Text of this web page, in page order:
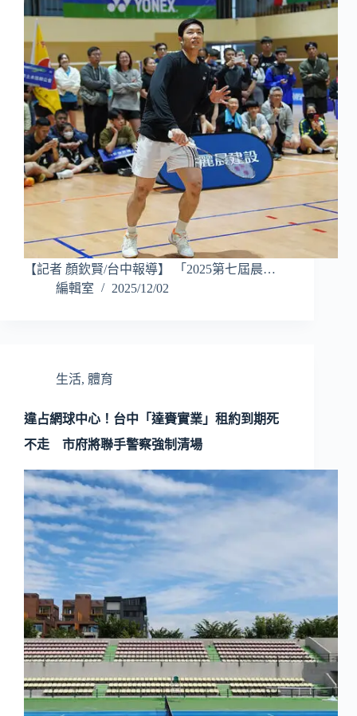
【記者 顏欽賢/台中報導】 「2025第七屆晨…
編輯室
2025/12/02
生活, 體育
違占網球中心！台中「達賚實業」租約到期死
不走 市府將聯手警察強制清場